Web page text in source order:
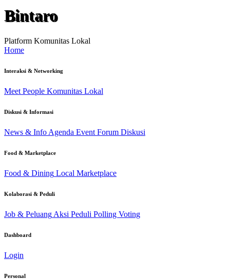
Bintaro
Platform Komunitas Lokal
Home
Interaksi & Networking
Meet People Komunitas Lokal
Diskusi & Informasi
News & Info Agenda Event Forum Diskusi
Food & Marketplace
Food & Dining Local Marketplace
Kolaborasi & Peduli
Job & Peluang Aksi Peduli Polling Voting
Dashboard
Login
Personal